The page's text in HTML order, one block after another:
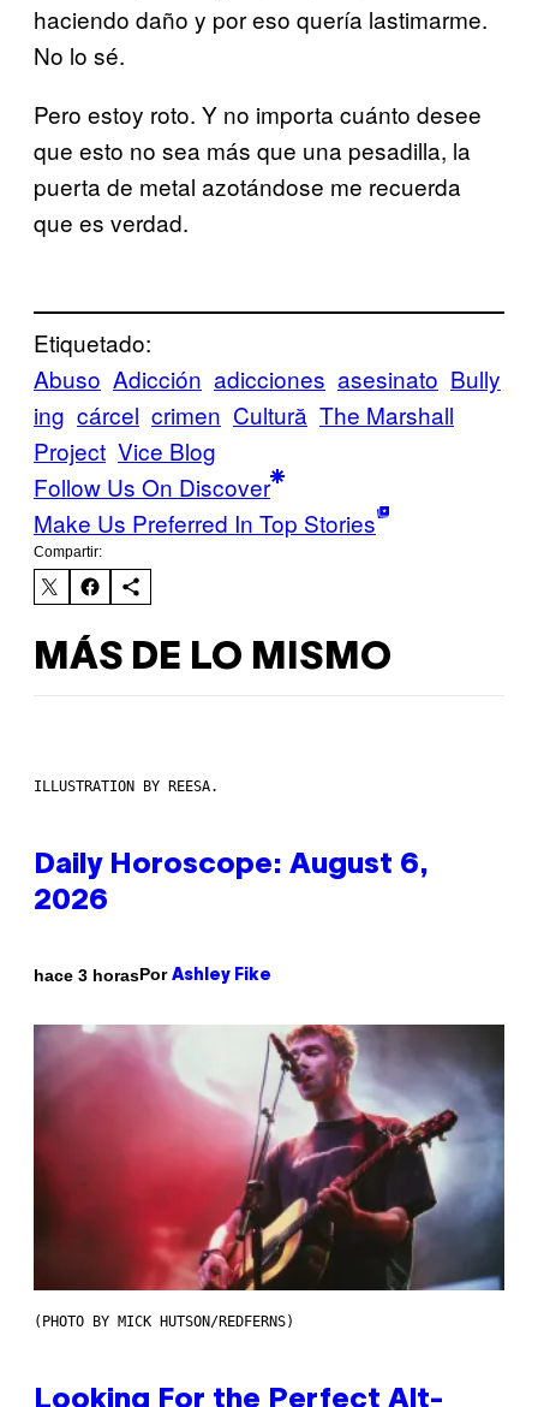
haciendo daño y por eso quería lastimarme.
No lo sé.
Pero estoy roto. Y no importa cuánto desee
que esto no sea más que una pesadilla, la
puerta de metal azotándose me recuerda
que es verdad.
Etiquetado:
Abuso Adicción adicciones asesinato Bully
ing cárcel crimen Cultură The Marshall
Project Vice Blog
Follow Us On Discover
Make Us Preferred In Top Stories
Compartir:
MÁS DE LO MISMO
ILLUSTRATION BY REESA.
Daily Horoscope: August 6,
2026
hace 3 horasPor Ashley Fike
(PHOTO BY MICK HUTSON/REDFERNS)
Looking For the Perfect Alt-